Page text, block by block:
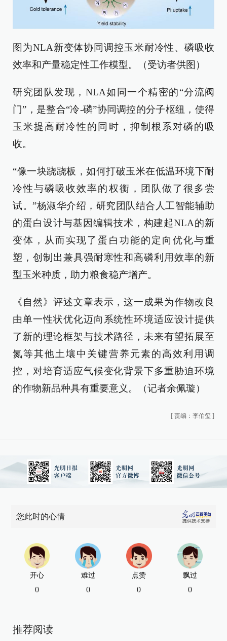
图为NLA新变体协同调控玉米耐冷性、磷吸收
效率和产量稳定性工作模型。（受访者供图）
研究团队发现，NLA如同一个精密的“分流阀
门”，是整合“冷-磷”协同调控的分子枢纽，使得
玉米提高耐冷性的同时，抑制根系对磷的吸
收。
“像一块跷跷板，如何打破玉米在低温环境下耐
冷性与磷吸收效率的权衡，团队做了很多尝
试。”杨淑华介绍，研究团队结合人工智能辅助
的蛋白设计与基因编辑技术，构建起NLA的新
变体，从而实现了蛋白功能的定向优化与重
塑，创制出兼具强耐寒性和高磷利用效率的新
型玉米种质，助力粮食稳产增产。
《自然》评述文章表示，这一成果为作物改良
由单一性状优化迈向系统性环境适应设计提供
了新的理论框架与技术路径，未来有望拓展至
氮等其他土壤中关键营养元素的高效利用调
控，对培育适应气候变化背景下多重胁迫环境
的作物新品种具有重要意义。（记者余佩璇）
[ 责编：李伯玺 ]
您此时的心情
开心
0
难过
0
点赞
0
飘过
0
推荐阅读